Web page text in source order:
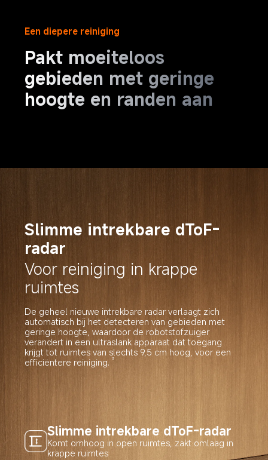
Een diepere reiniging
Pakt moeiteloos
gebieden met geringe
hoogte en randen aan
Slimme intrekbare dToF-
radar
Voor reiniging in krappe
ruimtes
De geheel nieuwe intrekbare radar verlaagt zich
automatisch bij het detecteren van gebieden met
geringe hoogte, waardoor de robotstofzuiger
verandert in een ultraslank apparaat dat toegang
krijgt tot ruimtes van slechts 9,5 cm hoog, voor een
efficiëntere reiniging.
3
Slimme intrekbare dToF-radar
Komt omhoog in open ruimtes, zakt omlaag in
krappe ruimtes